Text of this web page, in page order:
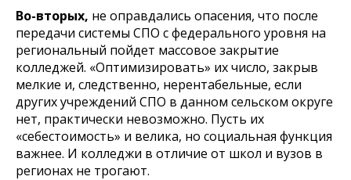
Во-вторых, не оправдались опасения, что после
передачи системы СПО с федерального уровня на
региональный пойдет массовое закрытие
колледжей. «Оптимизировать» их число, закрыв
мелкие и, следственно, нерентабельные, если
других учреждений СПО в данном сельском округе
нет, практически невозможно. Пусть их
«себестоимость» и велика, но социальная функция
важнее. И колледжи в отличие от школ и вузов в
регионах не трогают.